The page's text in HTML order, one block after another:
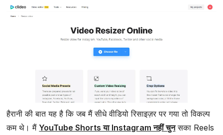
हैरानी की बात यह है कि जब मैं सीधे वीडियो रिसाइज़र पर गया तो विकल्प
कम थे। मैं YouTube Shorts या Instagram नहीं चुनसका Reels